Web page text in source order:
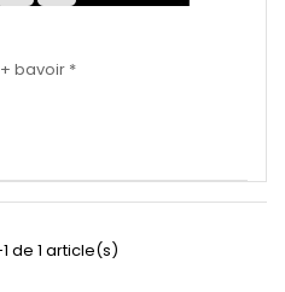
bavoir *
de 1 article(s)